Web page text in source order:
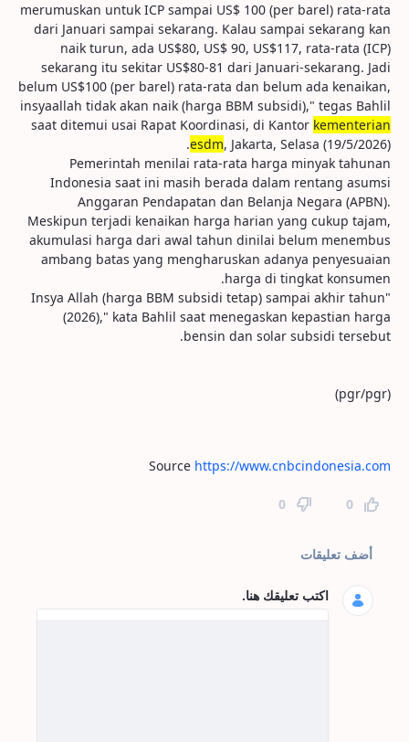
merumuskan untuk ICP sampai US$ 100 (per barel) rata-rata
dari Januari sampai sekarang. Kalau sampai sekarang kan
naik turun, ada US$80, US$ 90, US$117, rata-rata (ICP)
sekarang itu sekitar US$80-81 dari Januari-sekarang. Jadi
belum US$100 (per barel) rata-rata dan belum ada kenaikan,
insyaallah tidak akan naik (harga BBM subsidi)," tegas Bahlil
saat ditemui usai Rapat Koordinasi, di Kantor kementerian
esdm, Jakarta, Selasa (19/5/2026).
Pemerintah menilai rata-rata harga minyak tahunan
Indonesia saat ini masih berada dalam rentang asumsi
Anggaran Pendapatan dan Belanja Negara (APBN).
Meskipun terjadi kenaikan harga harian yang cukup tajam,
akumulasi harga dari awal tahun dinilai belum menembus
ambang batas yang mengharuskan adanya penyesuaian
harga di tingkat konsumen.
"Insya Allah (harga BBM subsidi tetap) sampai akhir tahun
(2026)," kata Bahlil saat menegaskan kepastian harga
bensin dan solar subsidi tersebut.
(pgr/pgr)
Source https://www.cnbcindonesia.com
0
0
تعليقات الصفحة
أضف تعليقات
اكتب تعليقك هنا.